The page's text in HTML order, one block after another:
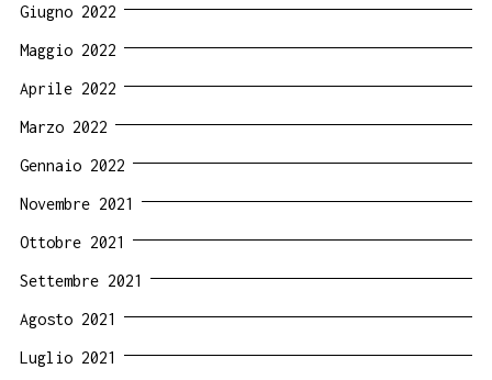
Giugno 2022
Maggio 2022
Aprile 2022
Marzo 2022
Gennaio 2022
Novembre 2021
Ottobre 2021
Settembre 2021
Agosto 2021
Luglio 2021